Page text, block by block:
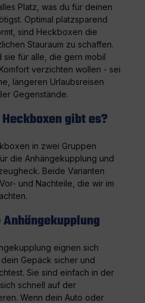
Platz, was du für deinen
Optimal platzsparend
sind Heckboxen die
Stauraum zu schaffen.
für alle, die gern mobil
verzichten wollen - sei
längeren Urlaubsreisen
Gegenstände.
gibt es?
in zwei Gruppen
die Anhängekupplung und
Beide Varianten
und Nachteile, die wir im
eignen sich
Gepäck sicher und
Sie sind einfach in der
schnell auf der
Wenn dein Auto oder